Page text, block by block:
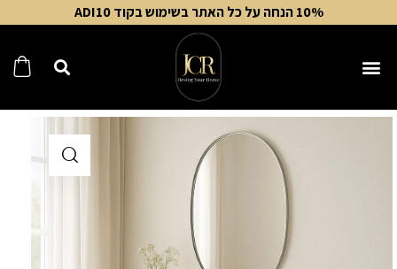
10% הנחה על כל האתר בשימוש בקוד ADI10